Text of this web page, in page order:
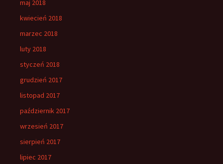
maj 2018
kwiecień 2018
marzec 2018
luty 2018
styczeń 2018
grudzień 2017
listopad 2017
październik 2017
wrzesień 2017
sierpień 2017
lipiec 2017